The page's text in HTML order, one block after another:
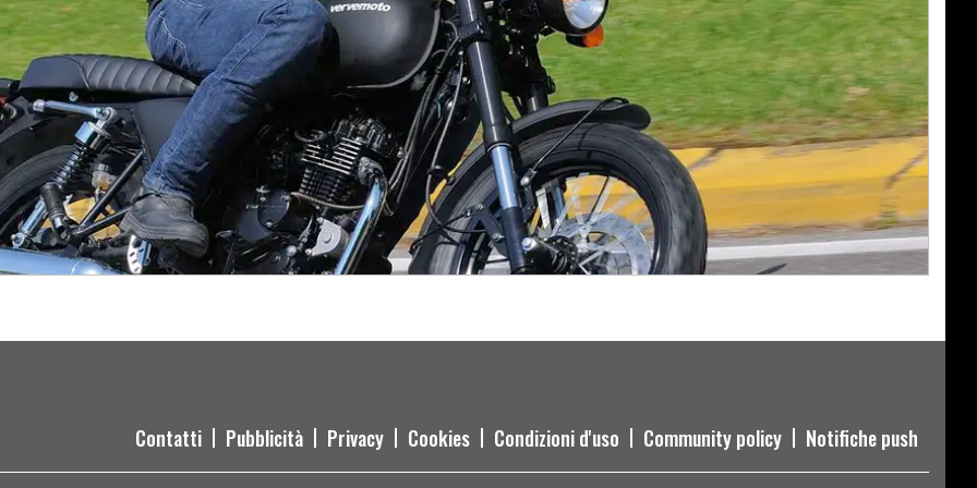
Contatti Pubblicità Privacy Cookies Condizioni d'uso Community policy Notifiche push